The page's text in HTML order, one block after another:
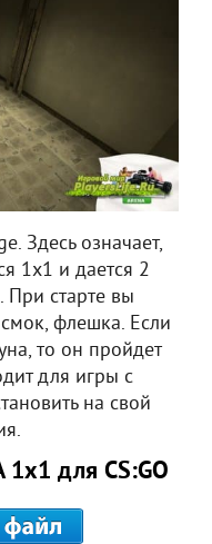
Здесь означает,
1х1 и дается 2
старте вы
флешка. Если
то он пройдет
для игры с
на свой
1x1 для CS:GO